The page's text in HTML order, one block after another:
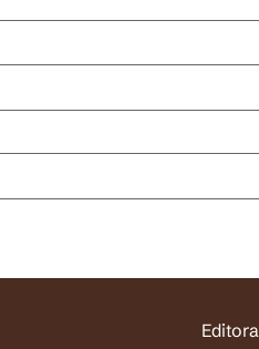
Editora